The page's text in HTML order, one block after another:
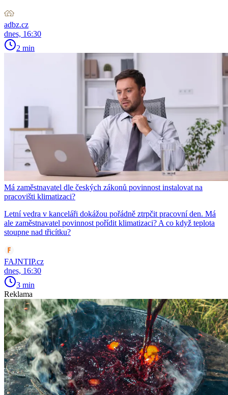
adbz.cz
dnes, 16:30
2 min
Má zaměstnavatel dle českých zákonů povinnost instalovat na
pracovišti klimatizaci?
Letní vedra v kanceláři dokážou pořádně ztrpčit pracovní den. Má
ale zaměstnavatel povinnost pořídit klimatizaci? A co když teplota
stoupne nad třicítku?
FAJNTIP.cz
dnes, 16:30
3 min
Reklama